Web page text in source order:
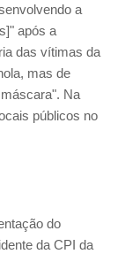
a
após a
das vítimas da
mas de
Na
públicos no
do
da CPI da